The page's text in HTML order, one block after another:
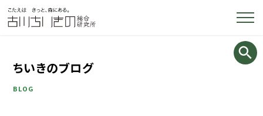
ちいきのブログ
BLOG